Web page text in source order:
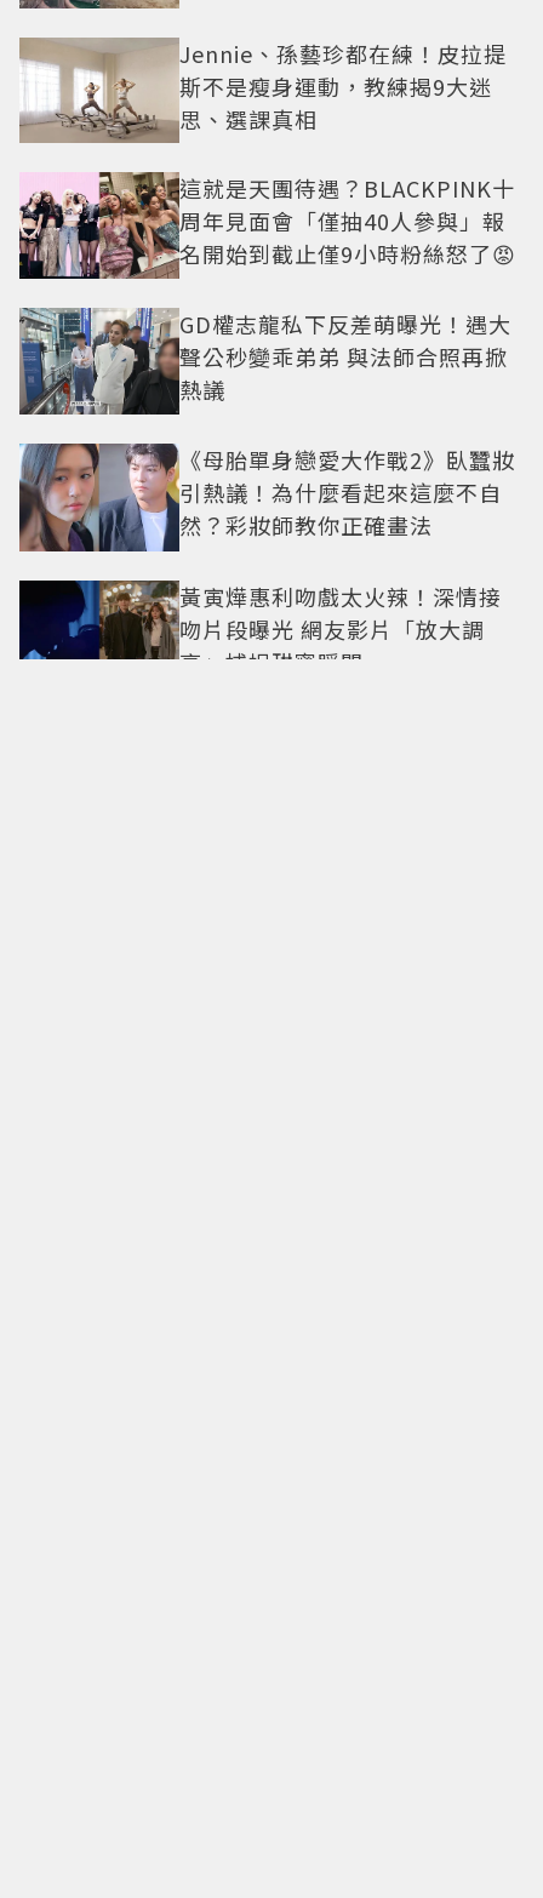
Jennie、孫藝珍都在練！皮拉提
斯不是瘦身運動，教練揭9大迷
思、選課真相
這就是天團待遇？BLACKPINK十
周年見面會「僅抽40人參與」報
名開始到截止僅9小時粉絲怒了😡
GD權志龍私下反差萌曝光！遇大
聲公秒變乖弟弟 與法師合照再掀
熱議
《母胎單身戀愛大作戰2》臥蠶妝
引熱議！為什麼看起來這麼不自
然？彩妝師教你正確畫法
黃寅燁惠利吻戲太火辣！深情接
吻片段曝光 網友影片「放大調
亮」捕捉甜蜜瞬間